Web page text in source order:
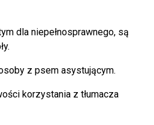
dla niepełnosprawnego, są
z psem asystującym.
korzystania z tłumacza